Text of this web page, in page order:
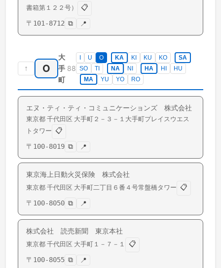
書箱第１２２号）
📋
〒 101-8712 ⧉ 📍
↑ O
大
手
町
88
I U O KA KI KU KO
SA
SO
TI NA NI HA HI
HU
MA
YU YO RO
エヌ・ティ・ティ・コミュニケーションズ 株式会社
東京都 千代田区 大手町 ２－３－１大手町プレイスウエス
トタワー 📋
〒 100-8019 ⧉ 📍
東京海上日動火災保険 株式会社
東京都 千代田区 大手町二丁目６番４号常盤橋タワー 📋
〒 100-8050 ⧉ 📍
株式会社 読売新聞 東京本社
東京都 千代田区 大手町 １－７－１
📋
〒 100-8055 ⧉ 📍